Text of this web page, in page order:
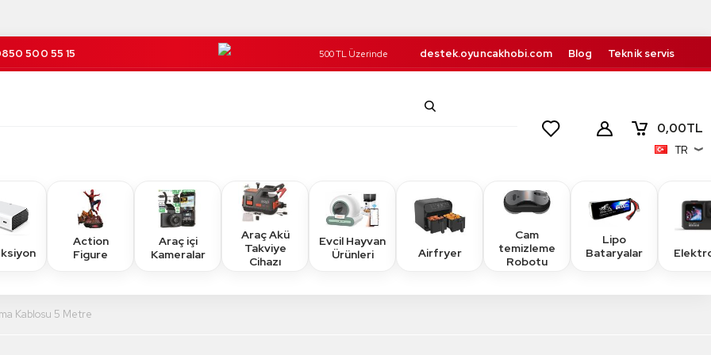
500 55 15 500 TL Üzerinde destek.oyuncakhobi.com Blog Teknik servis
0,00TL
TR
Action
Figure
Araç içi
Kameralar
Araç Akü
Takviye
Cihazı
Evcil Hayvan
Ürünleri
Airfryer
Cam
temizleme
Robotu
Lipo
Bataryalar
Kablosu 5 Metre